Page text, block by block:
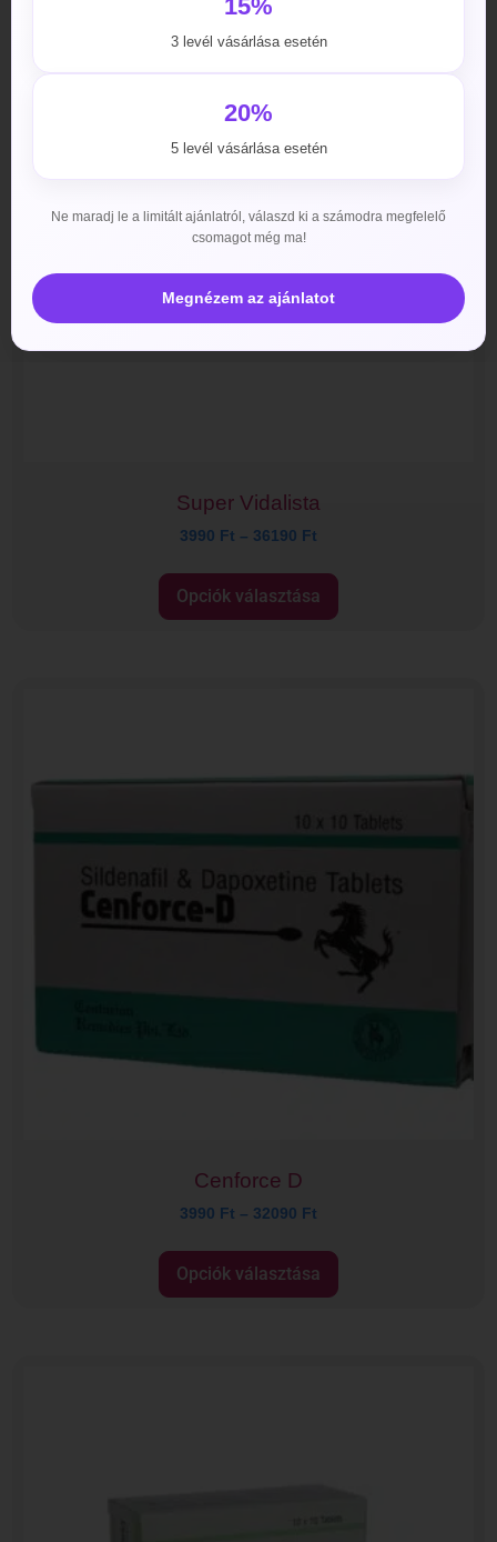
Super Vidalista
3990 Ft – 36190 Ft
Opciók választása
Cenforce D
3990 Ft – 32090 Ft
Opciók választása
15%
3 levél vásárlása esetén
20%
5 levél vásárlása esetén
Ne maradj le a limitált ajánlatról, válaszd ki a számodra megfelelő
csomagot még ma!
Megnézem az ajánlatot